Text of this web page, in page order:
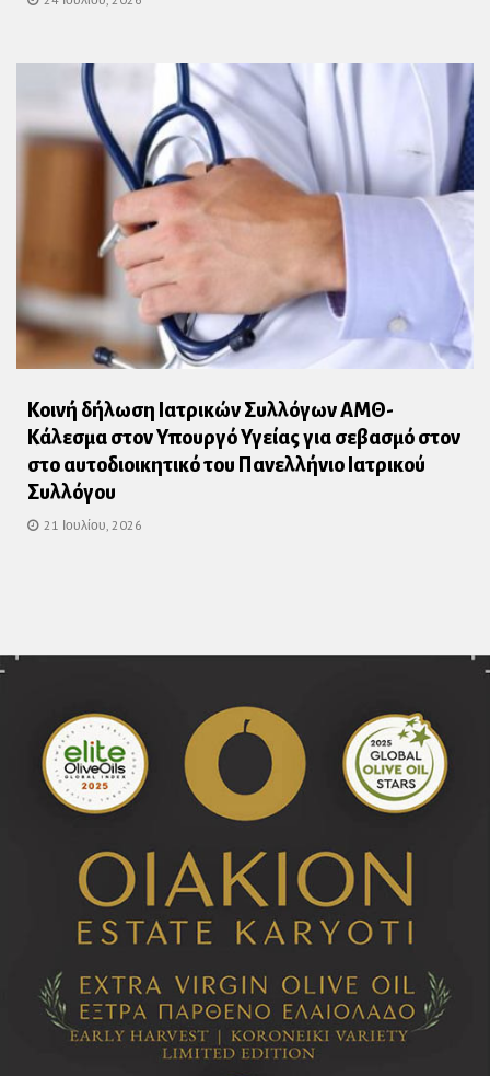
Κοινή δήλωση Ιατρικών Συλλόγων ΑΜΘ-
Κάλεσμα στον Υπουργό Υγείας για σεβασμό στον
στο αυτοδιοικητικό του Πανελλήνιο Ιατρικού
Συλλόγου
21 Ιουλίου, 2026